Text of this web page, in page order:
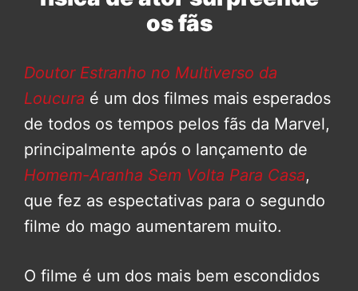
os fãs
Doutor Estranho no Multiverso da
Loucura é um dos filmes mais esperados
de todos os tempos pelos fãs da Marvel,
principalmente após o lançamento de
Homem-Aranha Sem Volta Para Casa,
que fez as espectativas para o segundo
filme do mago aumentarem muito.
O filme é um dos mais bem escondidos